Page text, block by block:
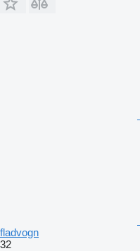
fladvogn
32